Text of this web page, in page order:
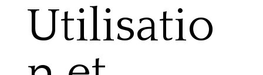
Utilisatio